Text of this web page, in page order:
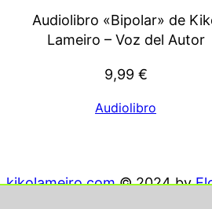
Audiolibro «Bipolar» de
Lameiro – Voz del Autor
9,99 €
Audiolibro
kikolameiro.com© 2024 by